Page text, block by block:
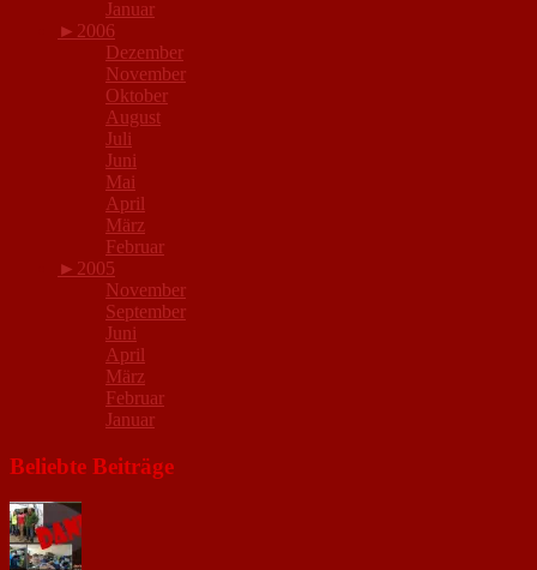
Januar
► 2006
Dezember
November
Oktober
August
Juli
Juni
Mai
April
März
Februar
► 2005
November
September
Juni
April
März
Februar
Januar
Beliebte Beiträge